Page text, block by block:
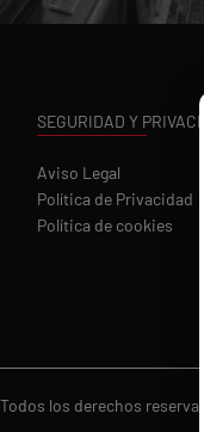
SEGURIDAD Y
Aviso Legal
Política de Privacidad
Política de cookies
Todos los derechos